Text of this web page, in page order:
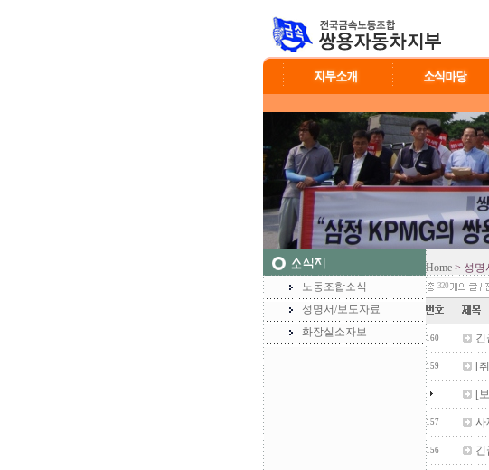
노동조합소식
성명서/보도자료
화장실소자보
Home > 성명
320
160 긴
159 [
[
157 사
156 긴